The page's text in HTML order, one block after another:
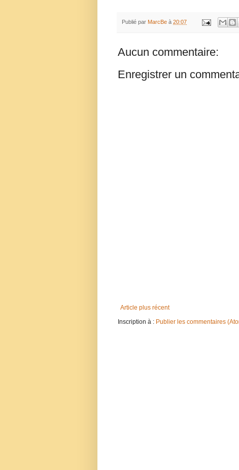
Publié par MarcBe à 20:07
Aucun commentaire:
Enregistrer un
Article plus récent
Inscription à : Publier les commentaires